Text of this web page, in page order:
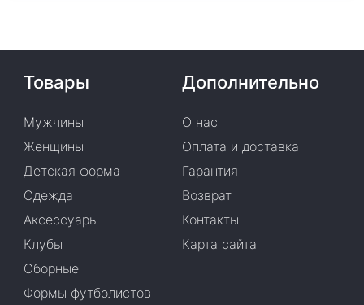
Товары
Мужчины
Женщины
Детская форма
Одежда
Аксессуары
Клубы
Сборные
Формы футболистов
Дополнительно
О нас
Оплата и доставка
Гарантия
Возврат
Контакты
Карта сайта